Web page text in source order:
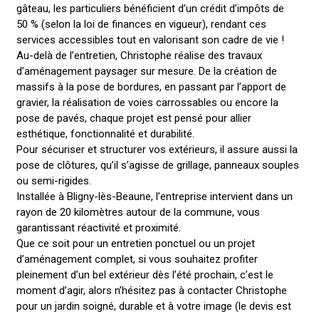
gâteau, les particuliers bénéficient d’un crédit d’impôts de
50 % (selon la loi de finances en vigueur), rendant ces
services accessibles tout en valorisant son cadre de vie !
Au-delà de l’entretien, Christophe réalise des travaux
d’aménagement paysager sur mesure. De la création de
massifs à la pose de bordures, en passant par l’apport de
gravier, la réalisation de voies carrossables ou encore la
pose de pavés, chaque projet est pensé pour allier
esthétique, fonctionnalité et durabilité.
Pour sécuriser et structurer vos extérieurs, il assure aussi la
pose de clôtures, qu’il s’agisse de grillage, panneaux souples
ou semi-rigides.
Installée à Bligny-lès-Beaune, l’entreprise intervient dans un
rayon de 20 kilomètres autour de la commune, vous
garantissant réactivité et proximité.
Que ce soit pour un entretien ponctuel ou un projet
d’aménagement complet, si vous souhaitez profiter
pleinement d’un bel extérieur dès l’été prochain, c’est le
moment d’agir, alors n’hésitez pas à contacter Christophe
pour un jardin soigné, durable et à votre image (le devis est